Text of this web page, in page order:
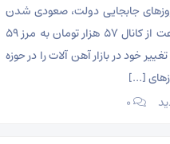
جابجایی دولت، صعودی شدن
نرخ دلار بود که طبق پیش‌بینی‌ها ظرف ۷۲ ساعت از کانال ۵۷ هزار تومان به مرز ۵۹
خود در بازار آهن آلات را در حوزه
[…]
۰